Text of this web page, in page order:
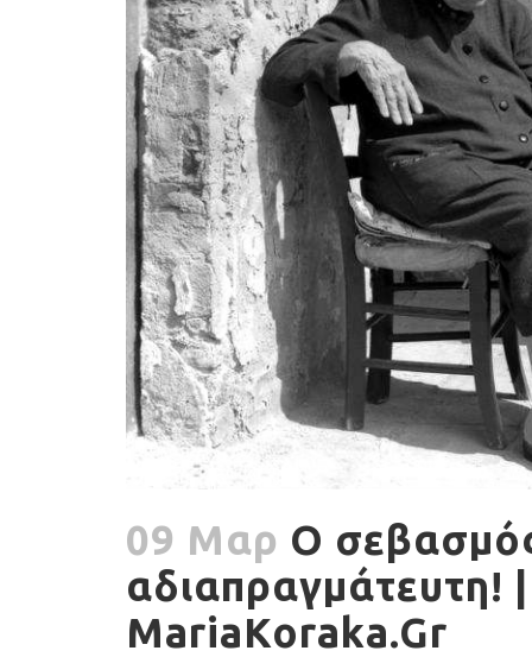
09 Μαρ Ο
αδιαπραγμάτευτη!
MariaKoraka.Gr